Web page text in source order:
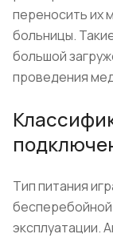
переносить их
больницы.
большой
проведения
Тип питания
бесперебойной
эксплуатации.